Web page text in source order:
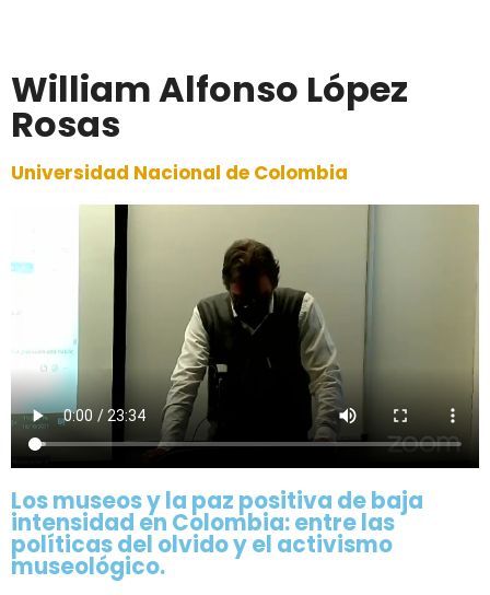
William Alfonso López
Rosas
Universidad Nacional de Colombia
Los museos y la paz positiva de baja
intensidad en Colombia: entre las
políticas del olvido y el activismo
museológico.